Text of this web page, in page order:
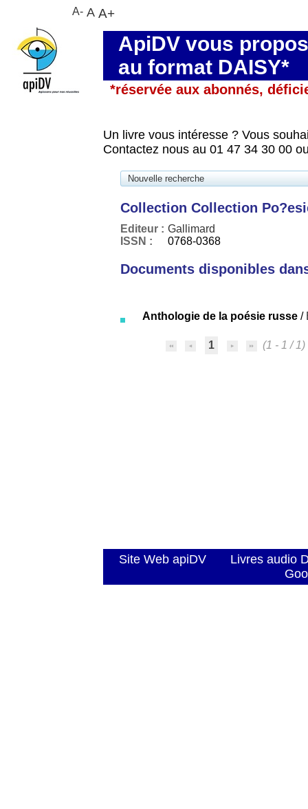
ApiDV vous
au format DAISY*
*réservée aux abonnés,
Un livre vous intéresse ? Vous
Contactez nous au 01 47 34 30 00
Nouvelle recherche
Collection Collection
Editeur : Gallimard
ISSN :
0768-0368
Documents disponibles
Anthologie de la poésie russe /
1 (1 - 1 / 1)
Site Web apiDV
Livres audio
A- A A+